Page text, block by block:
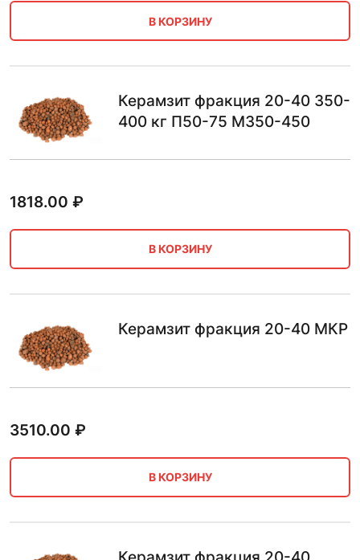
В КОРЗИНУ
Керамзит фракция 20-40 350-
400 кг П50-75 М350-450
1818.00 ₽
В КОРЗИНУ
Керамзит фракция 20-40 МКР
3510.00 ₽
В КОРЗИНУ